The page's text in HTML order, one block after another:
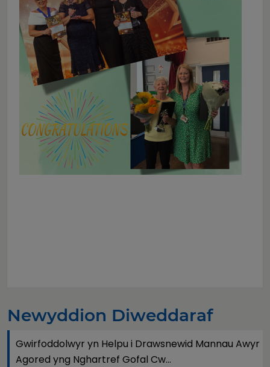
Newyddion Diweddaraf
Gwirfoddolwyr yn Helpu i Drawsnewid Mannau Awyr
Agored yng Nghartref Gofal Cw...